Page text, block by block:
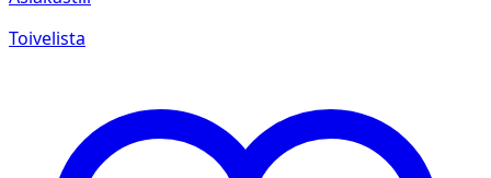
Toivelista